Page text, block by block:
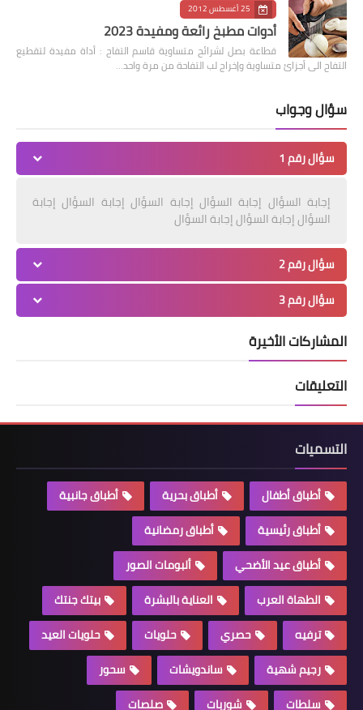
25 أغسطس 2012
أدوات مطبخ رائعة ومفيدة 2023
قطاعة بصل لشرائح متساوية قاسم التفاح : أداة مفيدة لتقطيع
التفاح الى أجزائ متساوية وإخراج لب التفاحة من مرة واحد…
سؤال وجواب
سؤال رقم 1
إجابة السؤال إجابة السؤال إجابة السؤال إجابة السؤال إجابة
السؤال إجابة السؤال إجابة السؤال
سؤال رقم 2
سؤال رقم 3
المشاركات الأخيرة
التعليقات
التسميات
أطباق أطفال أطباق بحرية
أطباق جانبية
أطباق رئيسية
أطباق رمضانية
أطباق عيد الأضحي
ألبومات الصور
الطهاة العرب
العناية بالبشرة
بيتك جنتك
ترفيه
حصري حلويات
حلويات العيد
رجيم شهية
ساندويشات
سحور
سلطات
شوربات صلصات